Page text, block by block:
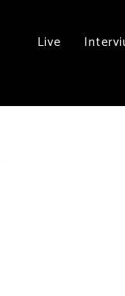
Live